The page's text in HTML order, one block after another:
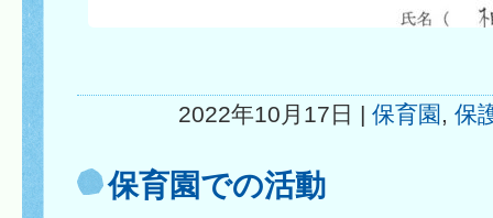
2022年10月17日 | 保育園 , 保
保育園での活動